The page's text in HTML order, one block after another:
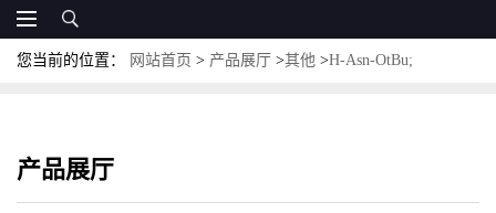
您当前的位置： 网站首页 > 产品展厅 >其他 >H-Asn-OtBu;
产品展厅